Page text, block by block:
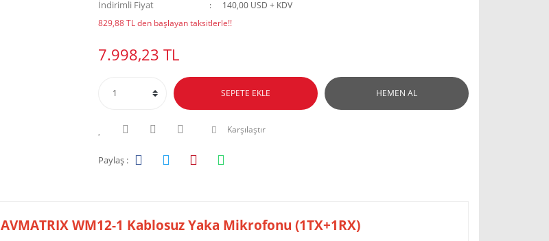
İndirimli Fiyat
140,00 USD + KDV
829,88 TL den başlayan taksitlerle!!
7.998,23 TL
SEPETE EKLE HEMEN AL
Karşılaştır
Paylaş :
AVMATRIX WM12-1 Kablosuz Yaka Mikrofonu (1TX+1RX)